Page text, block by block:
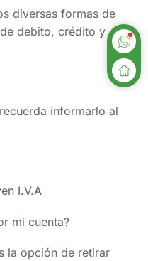
diversas formas de
debito, crédito y
informarlo al
I.V.A
mi cuenta?
la opción de retirar